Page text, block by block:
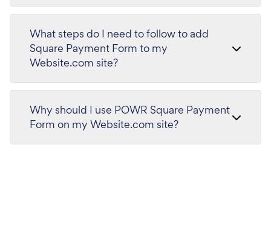
What steps do I need to follow to add
Square Payment Form to my
Website.com site?
Why should I use POWR Square Payment
Form on my Website.com site?